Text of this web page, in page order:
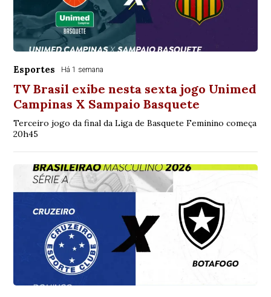
Esportes Há 1 semana
TV Brasil exibe nesta sexta jogo Unimed
Campinas X Sampaio Basquete
Terceiro jogo da final da Liga de Basquete Feminino começa
20h45